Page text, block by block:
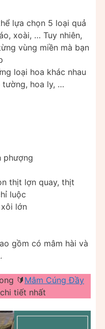
lựa chọn 5 loại quả
xoài, … Tuy nhiên,
vùng miền mà bạn
loại hoa khác nhau
tường, hoa ly, …
phượng
thịt lợn quay, thịt
luộc
lớn
gồm có mâm hài và
🔰 Mâm Cúng Đầy
tiết nhất